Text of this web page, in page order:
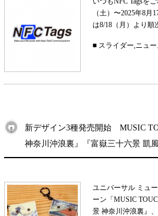
（土）〜2025年8
は8/18（月）より
■ スライダー,ニュー
新デザイン3種発売開始 MUSIC
神奈川沖浪裏』『富嶽三十六景 凱
ユニバーサル ミュ
ーン「MUSIC
景 神奈川沖浪裏』